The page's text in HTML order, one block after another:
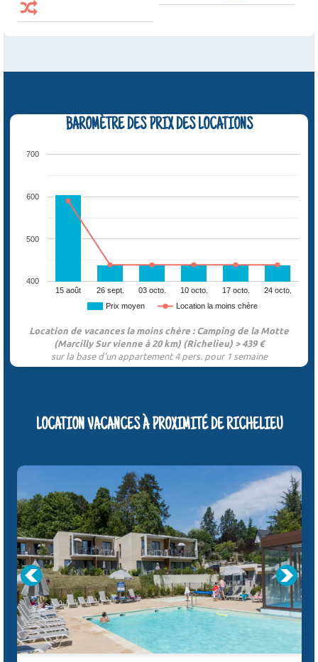
BAROMÈTRE DES PRIX DES LOCATIONS
Prix moyen Location la moins chère
15 août 26 sept. 03 octo. 10 octo. 17 octo. 24 octo.
400
500
600
700
Location de vacances la moins chère : Camping de la Motte
(Marcilly Sur vienne à 20 km) (Richelieu) > 439 €
sur la base d'un appartement 4 pers. pour 1 semaine
LOCATION VACANCES À PROXIMITÉ DE RICHELIEU